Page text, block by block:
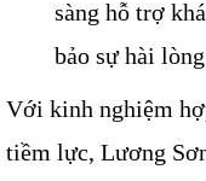
sàng hỗ trợ
bảo sự hài
Với kinh nghiệm
tiềm lực, Lương